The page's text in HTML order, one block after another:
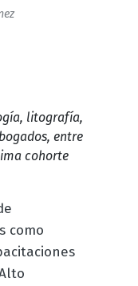
litografía,
entre
cohorte
como